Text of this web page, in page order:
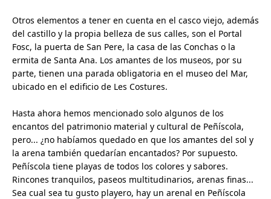
Otros elementos a tener en cuenta en el casco viejo, además
del castillo y la propia belleza de sus calles, son el Portal
Fosc, la puerta de San Pere, la casa de las Conchas o la
ermita de Santa Ana. Los amantes de los museos, por su
parte, tienen una parada obligatoria en el museo del Mar,
ubicado en el edificio de Les Costures.
Hasta ahora hemos mencionado solo algunos de los
encantos del patrimonio material y cultural de Peñíscola,
pero... ¿no habíamos quedado en que los amantes del sol y
la arena también quedarían encantados? Por supuesto.
Peñíscola tiene playas de todos los colores y sabores.
Rincones tranquilos, paseos multitudinarios, arenas finas...
Sea cual sea tu gusto playero, hay un arenal en Peñíscola